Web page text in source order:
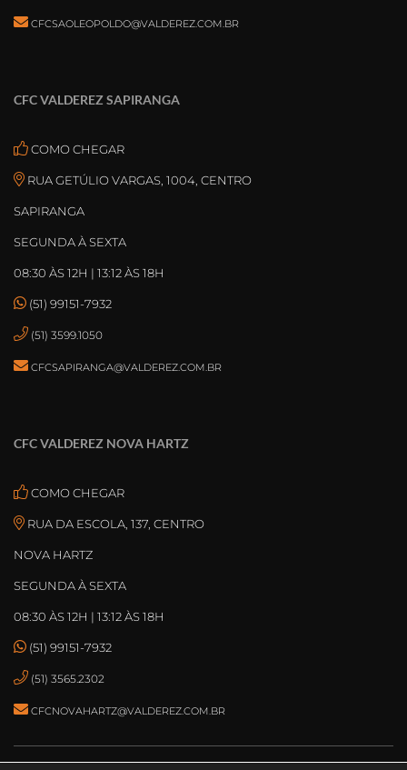
CFCSAOLEOPOLDO@VALDEREZ.COM.BR
CFC VALDEREZ SAPIRANGA
COMO CHEGAR
RUA GETÚLIO VARGAS, 1004, CENTRO
SAPIRANGA
SEGUNDA À SEXTA
08:30 ÀS 12H | 13:12 ÀS 18H
(51) 99151-7932
(51) 3599.1050
CFCSAPIRANGA@VALDEREZ.COM.BR
CFC VALDEREZ NOVA HARTZ
COMO CHEGAR
RUA DA ESCOLA, 137, CENTRO
NOVA HARTZ
SEGUNDA À SEXTA
08:30 ÀS 12H | 13:12 ÀS 18H
(51) 99151-7932
(51) 3565.2302
CFCNOVAHARTZ@VALDEREZ.COM.BR